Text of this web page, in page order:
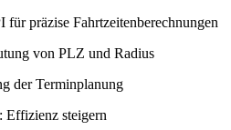
präzise Fahrtzeitenberechnungen
von PLZ und Radius
der Terminplanung
Effizienz steigern